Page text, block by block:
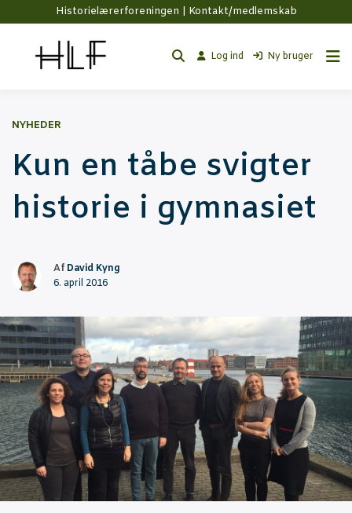
Historielærerforeningen | Kontakt/medlemskab
Log ind Ny bruger
NYHEDER
Kun en tåbe svig­ter
histo­rie i gymnasiet
Af David Kyng
6. april 2016